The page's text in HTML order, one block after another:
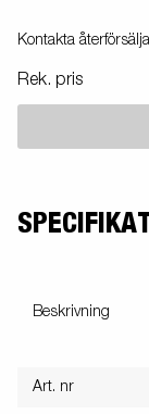
Kontakta
Rek. pris
Beskrivning
Art. nr